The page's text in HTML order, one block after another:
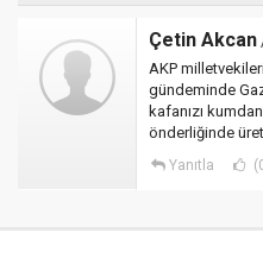
Çetin Akcan
AKP
gündeminde
kafanızı
önderliğinde
Yanıtla